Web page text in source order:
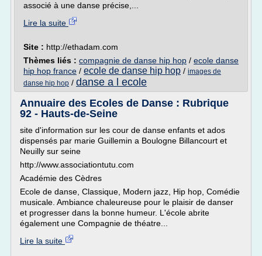
associé à une danse précise,...
Lire la suite
Site : http://ethadam.com
Thèmes liés : compagnie de danse hip hop / ecole danse
hip hop france / ecole de danse hip hop / images de
danse hip hop / danse a l ecole
Annuaire des Ecoles de Danse : Rubrique
92 - Hauts-de-Seine
site d'information sur les cour de danse enfants et ados
dispensés par marie Guillemin a Boulogne Billancourt et
Neuilly sur seine
http://www.associationtutu.com
Académie des Cèdres
Ecole de danse, Classique, Modern jazz, Hip hop, Comédie
musicale. Ambiance chaleureuse pour le plaisir de danser
et progresser dans la bonne humeur. L'école abrite
également une Compagnie de théatre...
Lire la suite